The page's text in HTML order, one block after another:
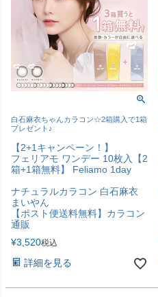
白石麻衣ちゃんカラコン☆2箱購入で1箱
プレゼント♪
【2+1キャンペーン！】
フェリアモ ワンデー 10枚入【2
箱+1箱無料】 Feliamo 1day
ナチュラルカラコン 白石麻衣
まいやん
【ポスト便送料無料】カラコン
通販
¥3,520税込
詳細を見る